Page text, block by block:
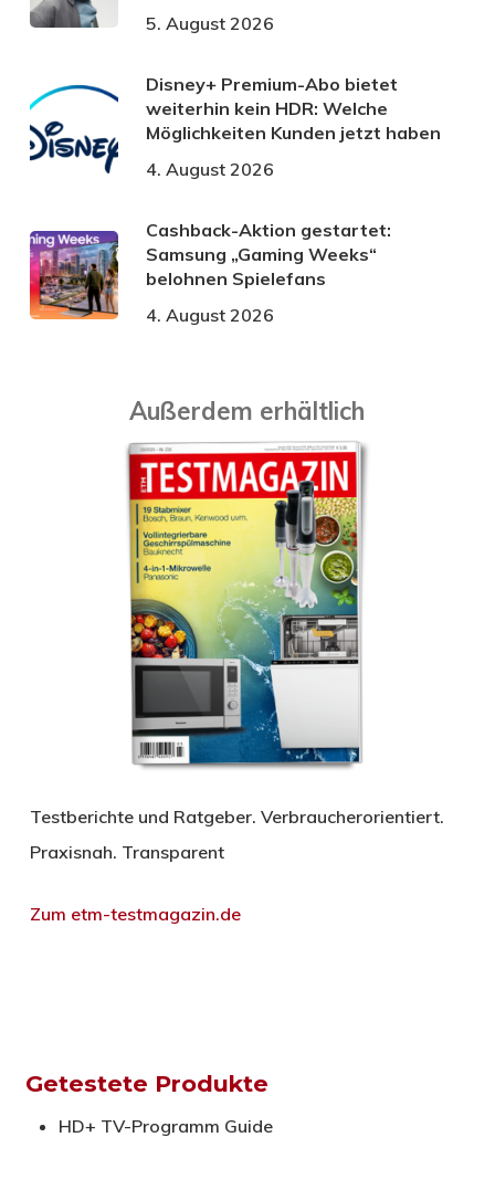
5. August 2026
Disney+ Premium-Abo bietet
weiterhin kein HDR: Welche
Möglichkeiten Kunden jetzt haben
4. August 2026
Cashback-Aktion gestartet:
Samsung „Gaming Weeks“
belohnen Spielefans
4. August 2026
Außerdem erhältlich
Testberichte und Ratgeber. Verbraucherorientiert.
Praxisnah. Transparent
Zum etm-testmagazin.de
Getestete Produkte
HD+ TV-Programm Guide